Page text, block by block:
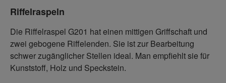
Riffelraspeln
Die Riffelraspel G201 hat einen mittigen Griffschaft und
zwei gebogene Riffelenden. Sie ist zur Bearbeitung
schwer zugänglicher Stellen ideal. Man empfiehlt sie für
Kunststoff, Holz und Speckstein.